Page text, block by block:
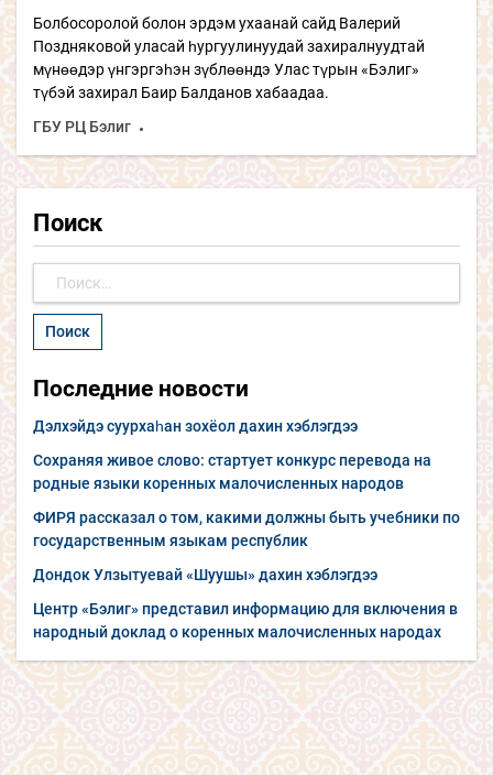
Болбосоролой болон эрдэм ухаанай сайд Валерий
Поздняковой уласай һургуулинуудай захиралнуудтай
мүнөөдэр үнгэргэһэн зүблөөндэ Улас түрын «Бэлиг»
түбэй захирал Баир Балданов хабаадаа.
ГБУ РЦ Бэлиг
Поиск
Найти:
Последние новости
Дэлхэйдэ суурхаһан зохёол дахин хэблэгдээ
Сохраняя живое слово: стартует конкурс перевода на
родные языки коренных малочисленных народов
ФИРЯ рассказал о том, какими должны быть учебники по
государственным языкам республик
Дондок Улзытуевай «Шуушы» дахин хэблэгдээ
Центр «Бэлиг» представил информацию для включения в
народный доклад о коренных малочисленных народах